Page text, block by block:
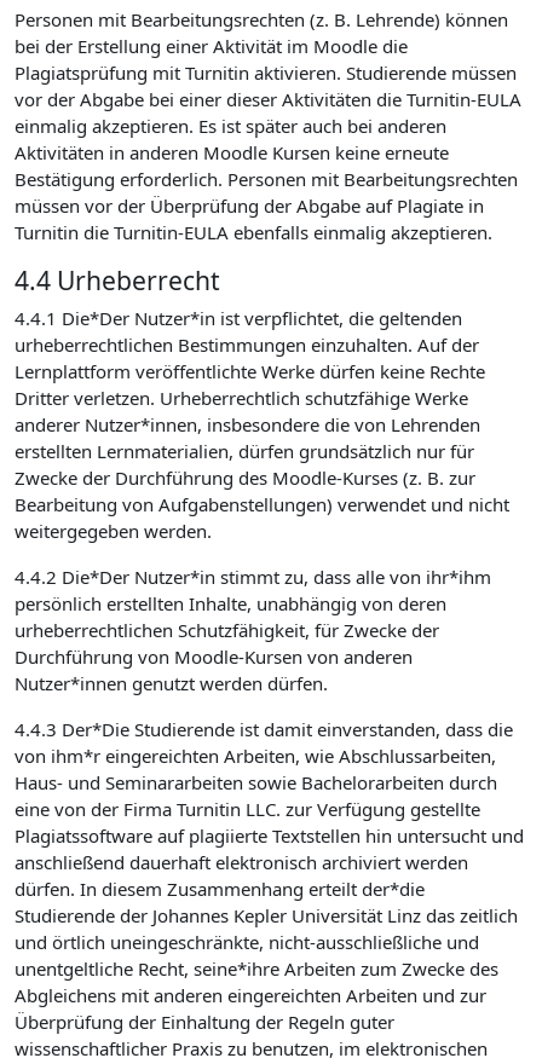
Personen mit Bearbeitungsrechten (z. B. Lehrende) können
bei der Erstellung einer Aktivität im Moodle die
Plagiatsprüfung mit Turnitin aktivieren. Studierende müssen
vor der Abgabe bei einer dieser Aktivitäten die Turnitin-EULA
einmalig akzeptieren. Es ist später auch bei anderen
Aktivitäten in anderen Moodle Kursen keine erneute
Bestätigung erforderlich. Personen mit Bearbeitungsrechten
müssen vor der Überprüfung der Abgabe auf Plagiate in
Turnitin die Turnitin-EULA ebenfalls einmalig akzeptieren.
4.4 Urheberrecht
4.4.1 Die*Der Nutzer*in ist verpflichtet, die geltenden
urheberrechtlichen Bestimmungen einzuhalten. Auf der
Lernplattform veröffentlichte Werke dürfen keine Rechte
Dritter verletzen. Urheberrechtlich schutzfähige Werke
anderer Nutzer*innen, insbesondere die von Lehrenden
erstellten Lernmaterialien, dürfen grundsätzlich nur für
Zwecke der Durchführung des Moodle-Kurses (z. B. zur
Bearbeitung von Aufgabenstellungen) verwendet und nicht
weitergegeben werden.
4.4.2 Die*Der Nutzer*in stimmt zu, dass alle von ihr*ihm
persönlich erstellten Inhalte, unabhängig von deren
urheberrechtlichen Schutzfähigkeit, für Zwecke der
Durchführung von Moodle-Kursen von anderen
Nutzer*innen genutzt werden dürfen.
4.4.3 Der*Die Studierende ist damit einverstanden, dass die
von ihm*r eingereichten Arbeiten, wie Abschlussarbeiten,
Haus- und Seminararbeiten sowie Bachelorarbeiten durch
eine von der Firma Turnitin LLC. zur Verfügung gestellte
Plagiatssoftware auf plagiierte Textstellen hin untersucht und
anschließend dauerhaft elektronisch archiviert werden
dürfen. In diesem Zusammenhang erteilt der*die
Studierende der Johannes Kepler Universität Linz das zeitlich
und örtlich uneingeschränkte, nicht-ausschließliche und
unentgeltliche Recht, seine*ihre Arbeiten zum Zwecke des
Abgleichens mit anderen eingereichten Arbeiten und zur
Überprüfung der Einhaltung der Regeln guter
wissenschaftlicher Praxis zu benutzen, im elektronischen